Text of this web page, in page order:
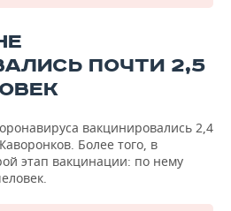
ПОЧТИ 2,5
вакцинировались 2,4
Более того, в
этап вакцинации: по нему